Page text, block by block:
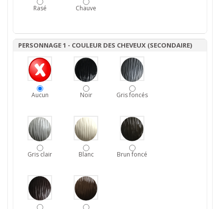
Rasé Chauve
PERSONNAGE 1 - COULEUR DES CHEVEUX (SECONDAIRE)
Aucun Noir Gris foncés
Gris clair Blanc Brun foncé